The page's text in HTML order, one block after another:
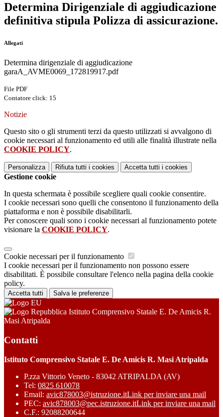
Determina Dirigenziale di aggiudicazione
definitiva stipula Polizza di assicurazione.
Allegati
Determina dirigenziale di aggiudicazione
garaA_AVME0069_172819917.pdf
File PDF
Contatore click: 15
Notizie
Questo sito o gli strumenti terzi da questo utilizzati si avvalgono di
cookie necessari al funzionamento ed utili alle finalità illustrate nella
COOKIE POLICY.
Personalizza Rifiuta tutti i cookies Accetta tutti i cookies
Gestione cookie
In questa schermata è possibile scegliere quali cookie consentire.
I cookie necessari sono quelli che consentono il funzionamento della
piattaforma e non è possibile disabilitarli.
Per conoscere quali sono i cookie necessari al funzionamento potete
visionare la COOKIE POLICY.
Cookie necessari per il funzionamento
I cookie necessari per il funzionamento non possono essere
disabilitati. È possibile consultare l'elenco nella pagina della cookie
policy.
Accetta tutti Salva le preferenze
Istituto Comprensivo Statale E. De Amicis R.
Masi Atripalda
Contatti
Istituto Comprensivo Statale E. De Amicis R. Masi Atripalda
P.zza Vittorio Veneto - 83042 ATRIPALDA (AV)
Tel: 0825 610078
Email: avic878003@istruzione.itLink per inviare una mail
PEC: avic878003@pec.istruzione.itLink per inviare una mail
C.F.: 92088200644